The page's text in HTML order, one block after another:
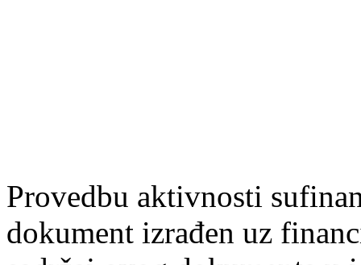
Provedbu aktivnosti
dokument izrađen uz